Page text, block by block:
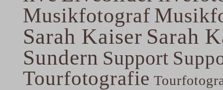
Musikfotograf
Sarah Kaiser Sarah
Sundern Support
Tourfotografie